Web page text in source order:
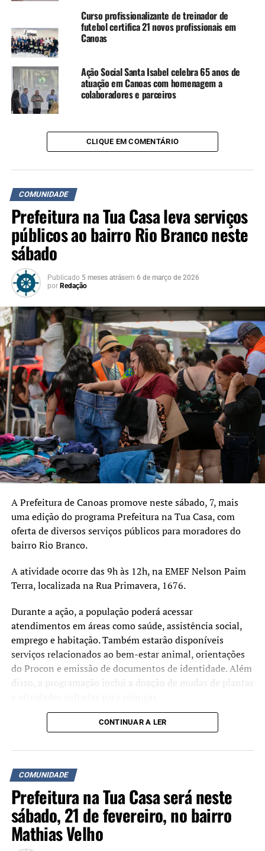
Curso profissionalizante de treinador de
futebol certifica 21 novos profissionais em
Canoas
Ação Social Santa Isabel celebra 65 anos de
atuação em Canoas com homenagem a
colaboradores e parceiros
CLIQUE EM COMENTÁRIO
COMUNIDADE
Prefeitura na Tua Casa leva serviços
públicos ao bairro Rio Branco neste
sábado
Publicado 5 meses atrásem 6 de março de 2026
por Redação
A Prefeitura de Canoas promove neste sábado, 7, mais
uma edição do programa Prefeitura na Tua Casa, com
oferta de diversos serviços públicos para moradores do
bairro Rio Branco.
A atividade ocorre das 9h às 12h, na EMEF Nelson Paim
Terra, localizada na Rua Primavera, 1676.
Durante a ação, a população poderá acessar
atendimentos em áreas como saúde, assistência social,
emprego e habitação. Também estarão disponíveis
serviços relacionados ao bem-estar animal, orientações
do Procon e emissão de documentos de identidade. Além
disso, a programação inclui a doação de mudas de plantas
A iniciativa busca aproximar os serviços da
acesso da população a atendimentos públicos. De acordo
com a prefeitura, o evento será cancelado em caso de
chuva.
CONTINUAR A LER
COMUNIDADE
Prefeitura na Tua Casa será neste
sábado, 21 de fevereiro, no bairro
Mathias Velho